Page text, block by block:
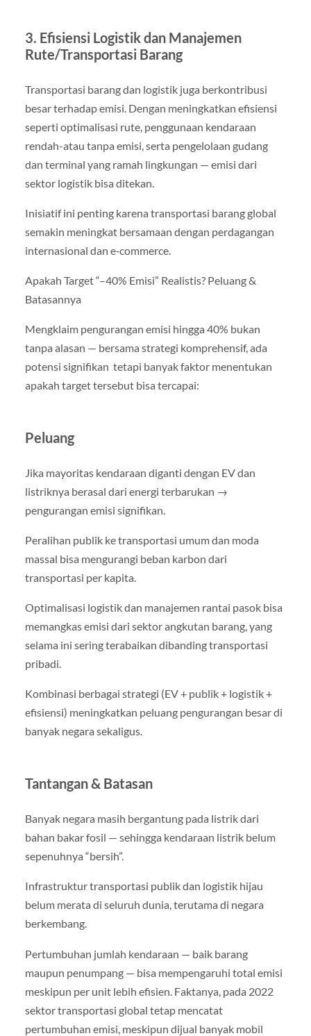
3. Efisiensi Logistik dan Manajemen
Rute/Transportasi Barang
Transportasi barang dan logistik juga berkontribusi
besar terhadap emisi. Dengan meningkatkan efisiensi
seperti optimalisasi rute, penggunaan kendaraan
rendah-atau tanpa emisi, serta pengelolaan gudang
dan terminal yang ramah lingkungan — emisi dari
sektor logistik bisa ditekan.
Inisiatif ini penting karena transportasi barang global
semakin meningkat bersamaan dengan perdagangan
internasional dan e‑commerce.
Apakah Target “–40% Emisi” Realistis? Peluang &
Batasannya
Mengklaim pengurangan emisi hingga 40% bukan
tanpa alasan — bersama strategi komprehensif, ada
potensi signifikan tetapi banyak faktor menentukan
apakah target tersebut bisa tercapai:
Peluang
Jika mayoritas kendaraan diganti dengan EV dan
listriknya berasal dari energi terbarukan →
pengurangan emisi signifikan.
Peralihan publik ke transportasi umum dan moda
massal bisa mengurangi beban karbon dari
transportasi per kapita.
Optimalisasi logistik dan manajemen rantai pasok bisa
memangkas emisi dari sektor angkutan barang, yang
selama ini sering terabaikan dibanding transportasi
pribadi.
Kombinasi berbagai strategi (EV + publik + logistik +
efisiensi) meningkatkan peluang pengurangan besar di
banyak negara sekaligus.
Tantangan & Batasan
Banyak negara masih bergantung pada listrik dari
bahan bakar fosil — sehingga kendaraan listrik belum
sepenuhnya “bersih”.
Infrastruktur transportasi publik dan logistik hijau
belum merata di seluruh dunia, terutama di negara
berkembang.
Pertumbuhan jumlah kendaraan — baik barang
maupun penumpang — bisa mempengaruhi total emisi
meskipun per unit lebih efisien. Faktanya, pada 2022
sektor transportasi global tetap mencatat
pertumbuhan emisi, meskipun dijual banyak mobil